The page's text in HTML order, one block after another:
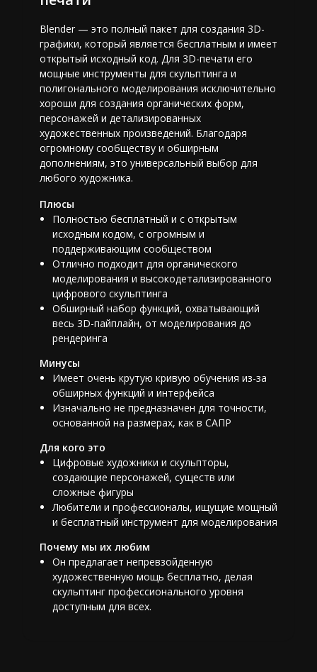
Blender — это полный пакет для создания 3D-
графики, который является бесплатным и имеет
открытый исходный код. Для 3D-печати его
мощные инструменты для скульптинга и
полигонального моделирования исключительно
хороши для создания органических форм,
персонажей и детализированных
художественных произведений. Благодаря
огромному сообществу и обширным
дополнениям, это универсальный выбор для
любого художника.
Плюсы
Полностью бесплатный и с открытым
исходным кодом, с огромным и
поддерживающим сообществом
Отлично подходит для органического
моделирования и высокодетализированного
цифрового скульптинга
Обширный набор функций, охватывающий
весь 3D-пайплайн, от моделирования до
рендеринга
Минусы
Имеет очень крутую кривую обучения из-за
обширных функций и интерфейса
Изначально не предназначен для точности,
основанной на размерах, как в САПР
Для кого это
Цифровые художники и скульпторы,
создающие персонажей, существ или
сложные фигуры
Любители и профессионалы, ищущие мощный
и бесплатный инструмент для моделирования
Почему мы их любим
Он предлагает непревзойденную
художественную мощь бесплатно, делая
скульптинг профессионального уровня
доступным для всех.